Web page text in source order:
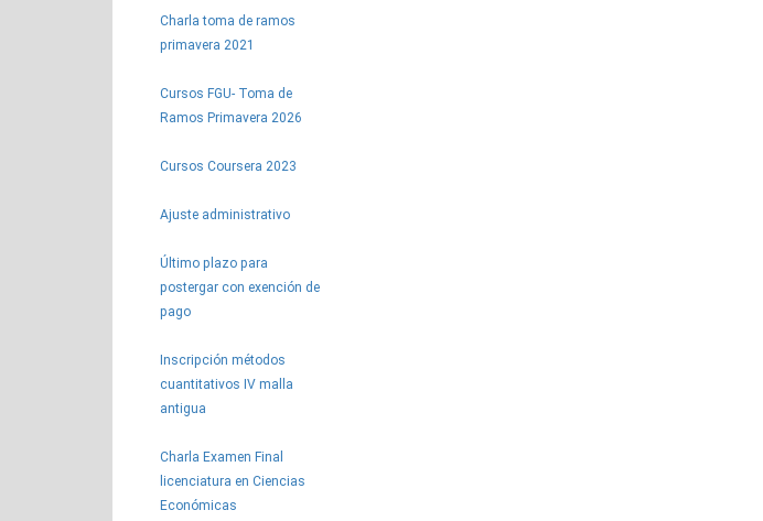
Charla toma de ramos
primavera 2021
Cursos FGU- Toma de
Ramos Primavera 2026
Cursos Coursera 2023
Ajuste administrativo
Último plazo para
postergar con exención de
pago
Inscripción métodos
cuantitativos IV malla
antigua
Charla Examen Final
licenciatura en Ciencias
Económicas